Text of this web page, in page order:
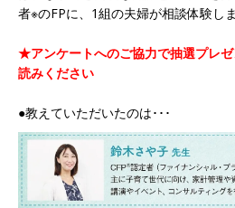
者※のFPに、1組の夫婦が相談体験しま
★アンケートへのご協力で抽選プレ
読みください
●教えていただいたのは･･･